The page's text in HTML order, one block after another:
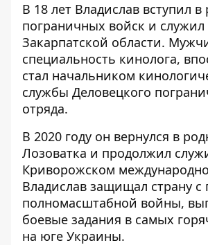
В 18 лет Владислав вступил в
пограничных войск и служил
Закарпатской области.
специальность кинолога,
стал начальником
службы Деловецкого
отряда.
В 2020 году он вернулся в
Лозоватка и продолжил
Криворожском
Владислав защищал страну с
полномасштабной войны,
боевые задания в самых
на юге Украины.